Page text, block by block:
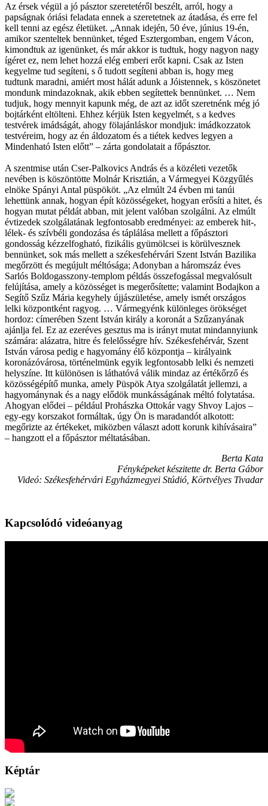
Az érsek végül a jó pásztor szeretetéről beszélt, arról, hogy a
papságnak óriási feladata ennek a szeretetnek az átadása, és erre fel
kell tenni az egész életüket. „Annak idején, 50 éve, június 19-én,
amikor szenteltek bennünket, téged Esztergomban, engem Vácon,
kimondtuk az igenünket, és már akkor is tudtuk, hogy nagyon nagy
ígéret ez, nem lehet hozzá elég emberi erőt kapni. Csak az Isten
kegyelme tud segíteni, s ő tudott segíteni abban is, hogy meg
tudtunk maradni, amiért most hálát adunk a Jóistennek, s köszönetet
mondunk mindazoknak, akik ebben segítettek bennünket. … Nem
tudjuk, hogy mennyit kapunk még, de azt az időt szeretnénk még jó
bojtárként eltölteni. Ehhez kérjük Isten kegyelmét, s a kedves
testvérek imádságát, ahogy fölajánláskor mondjuk: imádkozzatok
testvéreim, hogy az én áldozatom és a tiétek kedves legyen a
Mindenható Isten előtt” – zárta gondolatait a főpásztor.
A szentmise után Cser-Palkovics András és a közéleti vezetők
nevében is köszöntötte Molnár Krisztián, a Vármegyei Közgyűlés
elnöke Spányi Antal püspököt. „Az elmúlt 24 évben mi tanúi
lehettünk annak, hogyan épít közösségeket, hogyan erősíti a hitet, és
hogyan mutat példát abban, mit jelent valóban szolgálni. Az elmúlt
évtizedek szolgálatának legfontosabb eredményei: az emberek hit-,
lélek- és szívbéli gondozása és táplálása mellett a főpásztori
gondosság kézzelfogható, fizikális gyümölcsei is körülvesznek
bennünket, sok más mellett a székesfehérvári Szent István Bazilika
megőrzött és megújult méltósága; Adonyban a háromszáz éves
Sarlós Boldogasszony-templom példás összefogással megvalósult
felújítása, amely a közösséget is megerősítette; valamint Bodajkon a
Segítő Szűz Mária kegyhely újjászületése, amely ismét országos
lelki központként ragyog. … Vármegyénk különleges örökséget
hordoz: címerében Szent István király a koronát a Szűzanyának
ajánlja fel. Ez az ezeréves gesztus ma is irányt mutat mindannyiunk
számára: alázatra, hitre és felelősségre hív. Székesfehérvár, Szent
István városa pedig e hagyomány élő központja – királyaink
koronázóvárosa, történelmünk egyik legfontosabb lelki és nemzeti
helyszíne. Itt különösen is láthatóvá válik mindaz az értékőrző és
közösségépítő munka, amely Püspök Atya szolgálatát jellemzi, a
hagyománynak és a nagy elődök munkásságának méltó folytatása.
Ahogyan elődei – például Prohászka Ottokár vagy Shvoy Lajos –
egy-egy korszakot formáltak, úgy Ön is maradandót alkotott:
megőrizte az értékeket, miközben választ adott korunk kihívásaira”
– hangzott el a főpásztor méltatásában.
Berta Kata
Fényképeket készitette dr. Berta Gábor
Videó: Székesfehérvári Egyházmegyei Stúdió, Körtvélyes Tivadar
Kapcsolódó videóanyag
Képtár